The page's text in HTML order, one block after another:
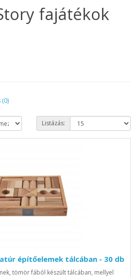
fajátékok
Listázás:
építőelemek tálcában - 30 db
tömör fából készült tálcában, mellyel